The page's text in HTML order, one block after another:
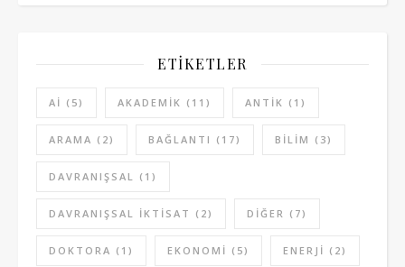
ETIKETLER
AI (5) AKADEMIK (11) ANTIK (1)
ARAMA (2) BAĞLANTI (17) BILIM (3)
DAVRANIŞSAL (1)
DAVRANIŞSAL IKTISAT (2) DIĞER (7)
DOKTORA (1) EKONOMI (5) ENERJI (2)